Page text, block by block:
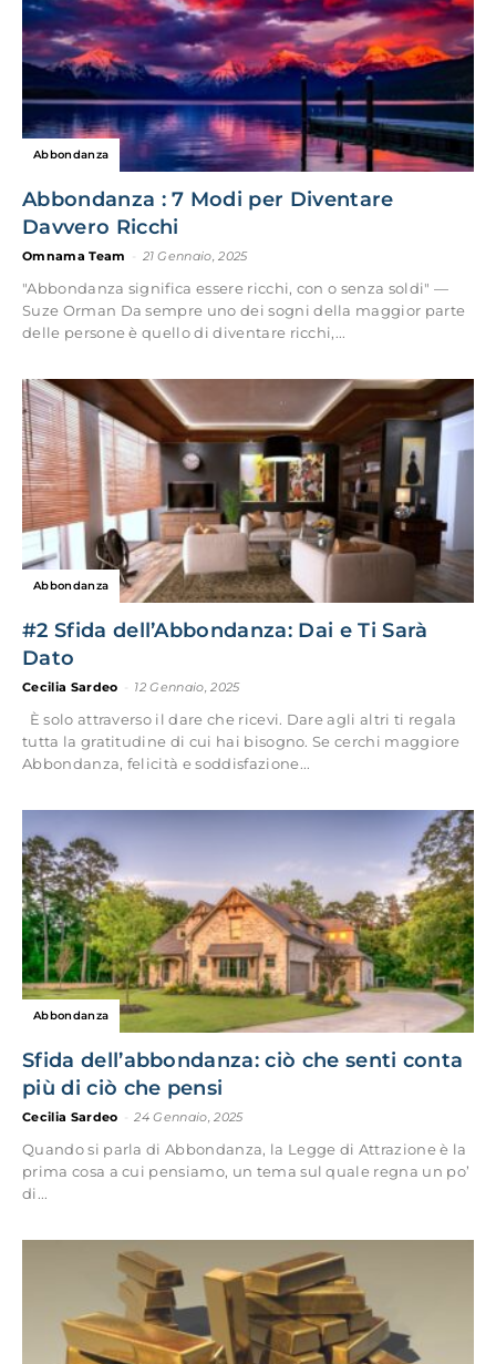
Abbondanza
Abbondanza : 7 Modi per Diventare
Davvero Ricchi
Omnama Team 21 Gennaio, 2025
"Abbondanza significa essere ricchi, con o senza soldi" —
Suze Orman Da sempre uno dei sogni della maggior parte
delle persone è quello di diventare ricchi,...
Abbondanza
#2 Sfida dell’Abbondanza: Dai e Ti Sarà
Dato
Cecilia Sardeo 12 Gennaio, 2025
È solo attraverso il dare che ricevi. Dare agli altri ti regala
tutta la gratitudine di cui hai bisogno. Se cerchi maggiore
Abbondanza, felicità e soddisfazione...
Abbondanza
Sfida dell’abbondanza: ciò che senti conta
più di ciò che pensi
Cecilia Sardeo 24 Gennaio, 2025
Quando si parla di Abbondanza, la Legge di Attrazione è la
prima cosa a cui pensiamo, un tema sul quale regna un po’
di...